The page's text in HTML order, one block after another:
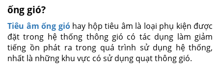
ống gió?
Tiêu âm ống gióhay hộp tiêu âm là loại phụ kiện được
đặt trong hệ thống thông gió có tác dụng làm giảm
tiếng ồn phát ra trong quá trình sử dụng hệ thống,
nhất là những khu vực có sử dụng quạt thông gió.